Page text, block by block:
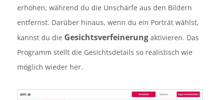
erhöhen, während du die Unschärfe aus den Bildern
entfernst. Darüber hinaus, wenn du ein Porträt wählst,
kannst du die Gesichtsverfeinerung aktivieren. Das
Programm stellt die Gesichtsdetails so realistisch wie
möglich wieder her.